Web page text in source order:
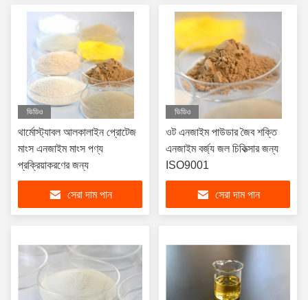
ভিডিও
থার্মোস্ট্যাবল আলকালাইন প্রোটেজ
মাংস এনজাইম মাংস পণ্য
প্রক্রিয়াকরণের জন্য
সেরা দাম পান
ভিডিও
ওট এনজাইম পাউডার জৈব শক্তি
এনজাইম বর্জ্য জল চিকিত্সার জন্য
ISO9001
সেরা দাম পান